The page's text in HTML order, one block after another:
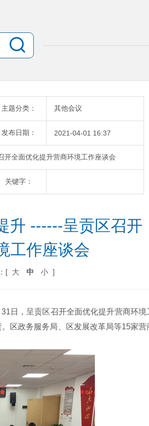
主题分类： 其他会议
发布日期： 2021-04-01 16:37
全面优化提升营商环境工作座谈会
关键字：
升 ------呈贡区召开
工作座谈会
[ 大 中 小 ]
日，呈贡区召开全面优化提升营商环境
区政务服务局、区发展改革局等15家营